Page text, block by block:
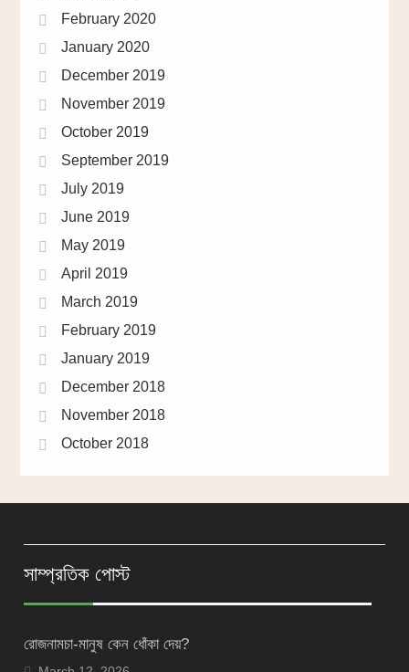
February 2020
January 2020
December 2019
November 2019
October 2019
September 2019
July 2019
June 2019
May 2019
April 2019
March 2019
February 2019
January 2019
December 2018
November 2018
October 2018
সাম্প্রতিক পোস্ট
রোজনামচা-মানুষ কেন ধোঁকা দেয়?